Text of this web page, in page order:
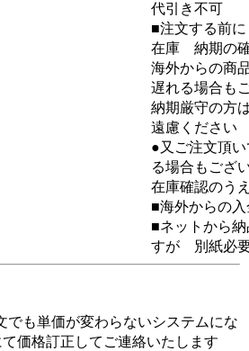
代引き不可
■注文する前に
在庫 納期の
海外からの商
遅れる場合も
納期厳守の方
遠慮ください
●又ご注文頂
る場合もござ
在庫確認のう
■海外からの
■ネットから
すが 別紙必
意
でも単価が変わらないシステムにな
価格訂正してご連絡いたします